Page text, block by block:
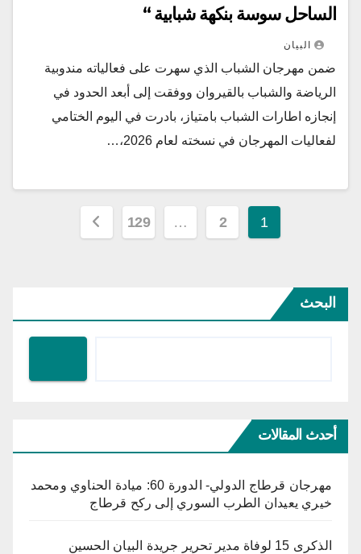
الساحل سوسة بنكهة شبابية “
البيان
ضمن مهرجان الشباب الذي سهرت على فعالياته مندوبية
الرياضة والشباب بالقيروان ووفقت إلى أبعد الحدود في
إنجازه اطارات الشباب بامتياز، بادرت في اليوم الختامي
لفعاليات المهرجان في نسخته لعام 2026،…
تعدد
1
2
…
129
البحث
أحدث المقالات
مهرجان قرطاج الدولي- الدورة 60: ميادة الحناوي ومحمد
خيري يعيدان الطرب السوري إلى ركح قرطاج
الذكرى 15 لوفاة مدير تحرير جريدة البيان الحسين